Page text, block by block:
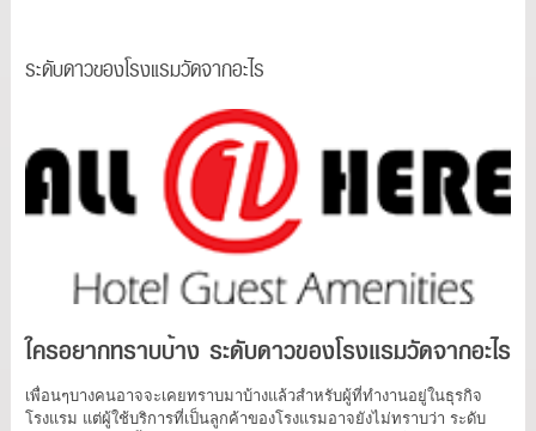
ระดับดาวของโรงแรมวัดจากอะไร
ใครอยากทราบบ้าง ระดับดาวของโรงแรมวัดจากอะไร
เพื่อนๆบางคนอาจจะเคยทราบมาบ้างแล้วสำหรับผู้ที่ทำงานอยู่ในธุรกิจ
โรงแรม แต่ผู้ใช้บริการที่เป็นลูกค้าของโรงแรมอาจยังไม่ทราบว่า ระดับ